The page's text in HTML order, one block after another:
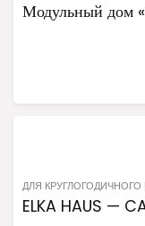
Модульный дом
ДЛЯ
ELKA HAUS —